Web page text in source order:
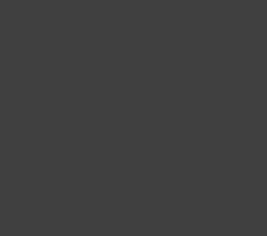
dérouler dans la magnifique ville
à l’échelle mondiale. Cet
passionnés ...